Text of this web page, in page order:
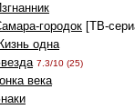
городок [ТВ-
одна
7.3/10 (25)
века